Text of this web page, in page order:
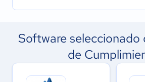
Software seleccionado
de